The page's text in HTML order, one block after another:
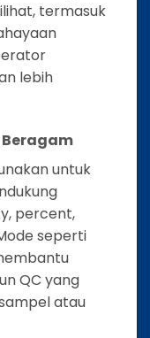
termasuk
lebih
Beragam
untuk
percent,
seperti
QC yang
atau